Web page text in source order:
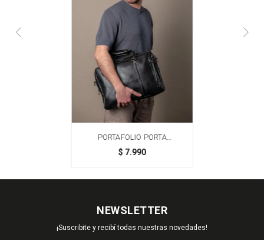
PORTAFOLIO PORTA
NOTEBOOK - MARRÓN
$ 7.990
NEWSLETTER
¡Suscribite y recibí todas nuestras novedades!